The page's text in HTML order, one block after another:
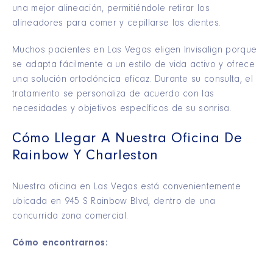
una mejor alineación, permitiéndole retirar los
alineadores para comer y cepillarse los dientes.
Muchos pacientes en Las Vegas eligen Invisalign porque
se adapta fácilmente a un estilo de vida activo y ofrece
una solución ortodóncica eficaz. Durante su consulta, el
tratamiento se personaliza de acuerdo con las
necesidades y objetivos específicos de su sonrisa.
Cómo Llegar A Nuestra Oficina De
Rainbow Y Charleston
Nuestra oficina en Las Vegas está convenientemente
ubicada en 945 S Rainbow Blvd, dentro de una
concurrida zona comercial.
Cómo encontrarnos: